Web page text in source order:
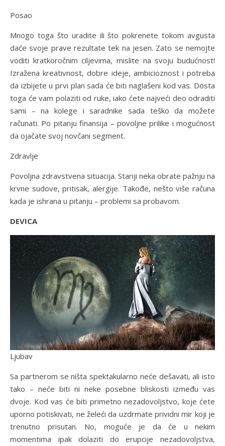
Posao
Mnogo toga što uradite ili što pokrenete tokom avgusta
daće svoje prave rezultate tek na jesen. Zato se nemojte
voditi kratkoročnim ciljevima, mislite na svoju budućnost!
Izražena kreativnost, dobre ideje, ambicioznost i potreba
da izbijete u prvi plan sada će biti naglašeni kod vas. Dosta
toga će vam polaziti od ruke, iako ćete najveći deo odraditi
sami – na kolege i saradnike sada teško da možete
računati. Po pitanju finansija – povoljne prilike i mogućnost
da ojačate svoj novčani segment.
Zdravlje
Povoljna zdravstvena situacija. Stariji neka obrate pažnju na
krvne sudove, pritisak, alergije. Takođe, nešto više računa
kada je ishrana u pitanju – problemi sa probavom.
DEVICA
Ljubav
Sa partnerom se ništa spektakularno neće dešavati, ali isto
tako – neće biti ni neke posebne bliskosti između vas
dvoje. Kod vas će biti primetno nezadovoljstvo, koje ćete
uporno potiskivati, ne želeći da uzdrmate prividni mir koji je
trenutno prisutan. No, moguće je da će u nekim
momentima ipak dolaziti do erupcije nezadovoljstva,